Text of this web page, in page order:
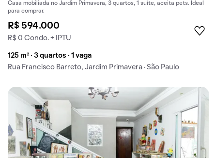
Casa mobiliada no Jardim Primavera, 3 quartos, 1 suíte, aceita pets. Ideal
para comprar.
R$ 594.000
R$ 0 Condo. + IPTU
125 m² · 3 quartos · 1 vaga
Rua Francisco Barreto, Jardim Primavera · São Paulo